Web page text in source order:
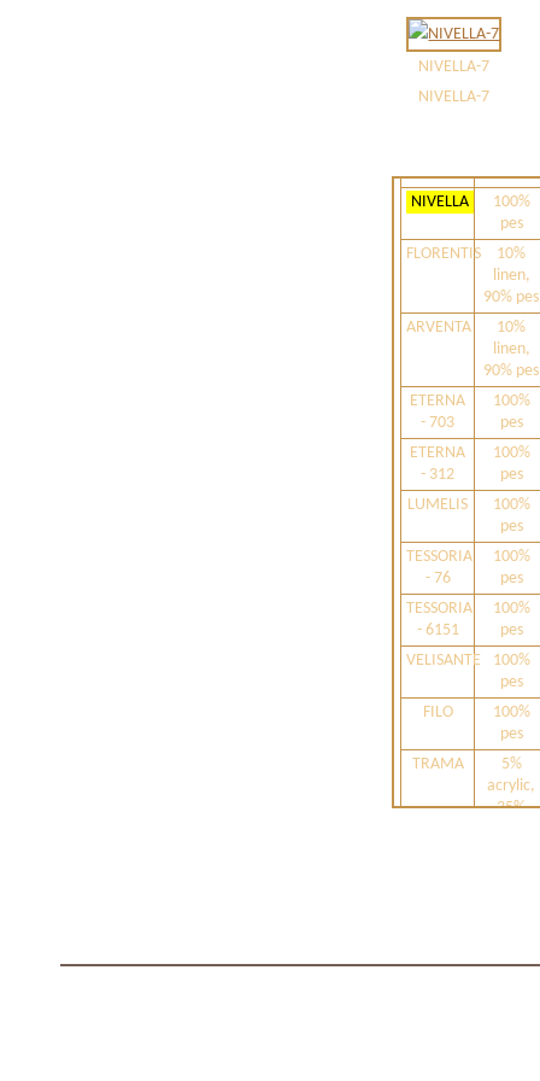
NIVELLA-7
NIVELLA-7
linen,
80% pes
ZEFIRA
90% pes
NIVELLA
100%
pes
FLORENTIS
10%
linen,
90% pes
ARVENTA
10%
linen,
90% pes
ETERNA
- 703
100%
pes
ETERNA
- 312
100%
pes
LUMELIS
100%
pes
TESSORIA
- 76
100%
pes
TESSORIA
- 6151
100%
pes
VELISANTE
100%
pes
FILO
100%
pes
TRAMA
5%
acrylic,
35%